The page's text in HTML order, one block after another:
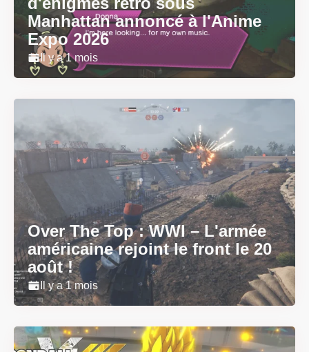
Manhattan annoncé à l'Anime
Expo 2026
Il y a 1 mois
Over The Top : WWI – L'armée
américaine rejoint le front le 20
août !
Il y a 1 mois